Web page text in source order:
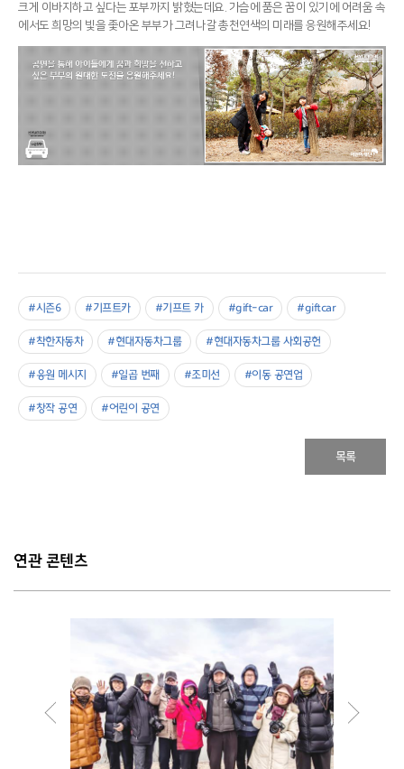
크게 이바지하고 싶다는 포부까지 밝혔는데요. 가슴에 품은 꿈이 있기에 어려움 속
에서도 희망의 빛을 좇아온 부부가 그려나갈 총천연색의 미래를 응원해주세요!
#시즌6 #기프트카 #기프트 카 #gift-car #giftcar
#착한자동차 #현대자동차그룹 #현대자동차그룹 사회공헌
#응원 메시지 #일곱 번째 #조미선 #이동 공연업
#창작 공연 #어린이 공연
목록
연관 콘텐츠